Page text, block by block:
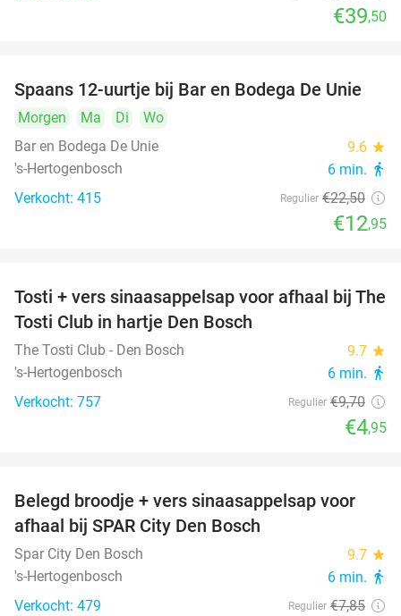
€39,50
42%
Spaans 12-uurtje bij Bar en Bodega De Unie
Morgen Ma Di
Wo
Bar en Bodega De Unie
9.6 star
's-Hertogenbosch 6 min. directions_walk
Verkocht: 415 Regulier €22,50
€12,95
49%
Tosti + vers sinaasappelsap voor afhaal bij The
Tosti Club in hartje Den Bosch
The Tosti Club - Den Bosch 9.7 star
's-Hertogenbosch 6 min. directions_walk
Verkocht: 757 Regulier €9,70
€4,95
37%
Belegd broodje + vers sinaasappelsap voor
afhaal bij SPAR City Den Bosch
Spar City Den Bosch 9.7 star
's-Hertogenbosch 6 min. directions_walk
Verkocht: 479 Regulier €7,85